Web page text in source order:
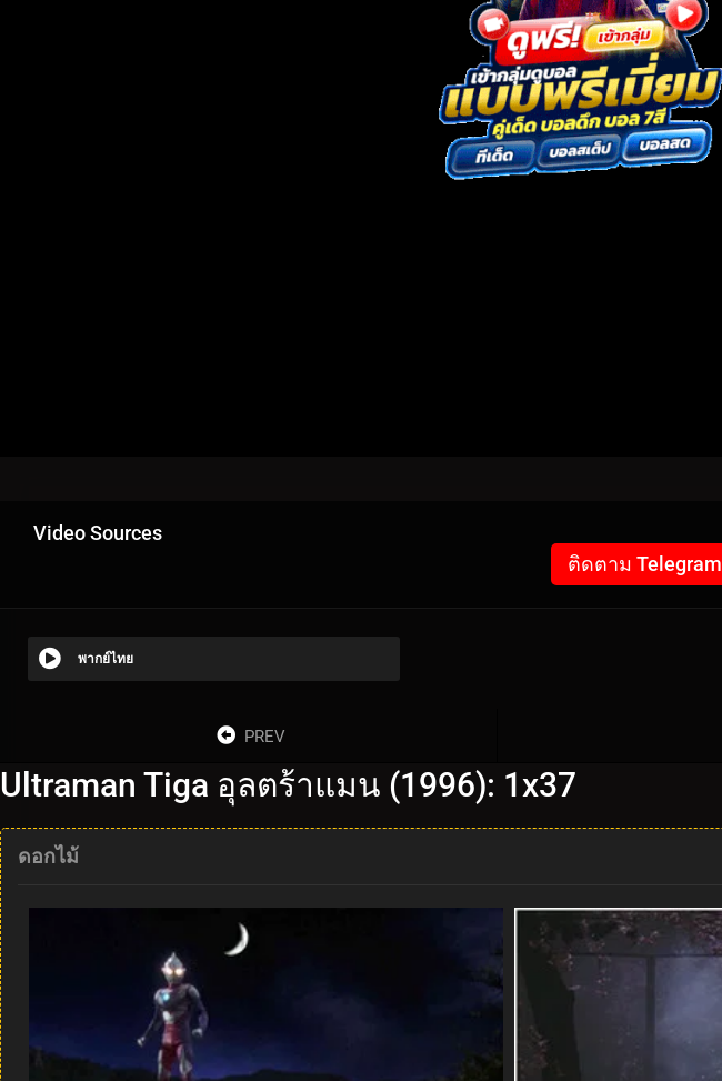
Video Sources
ติดตาม Telegram
พากย์ไทย
PREV
Ultraman Tiga อุลตร้าแมน (1996): 1x37
ดอกไม้